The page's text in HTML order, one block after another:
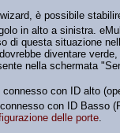
è possibile
in alto a sinistra.
di questa situazione
diventare
nella schermata
con ID alto
con ID Basso
delle porte.